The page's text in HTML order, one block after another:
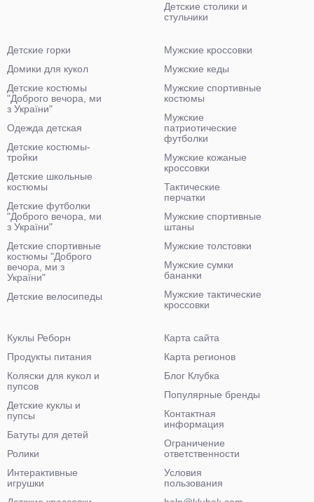
Детские столики и
стульчики
Детские горки
Домики для кукол
Детские костюмы
"Доброго вечора, ми
з України"
Одежда детская
Детские костюмы-
тройки
Детские школьные
костюмы
Детские футболки
"Доброго вечора, ми
з України"
Детские спортивные
костюмы "Доброго
вечора, ми з
України"
Детские велосипеды
Мужские кроссовки
Мужские кеды
Мужские спортивные
костюмы
Мужские
патриотические
футболки
Мужские кожаные
кроссовки
Тактические
перчатки
Мужские спортивные
штаны
Мужские толстовки
Мужские сумки
бананки
Мужские тактические
кроссовки
Куклы Реборн
Продукты питания
Коляски для кукол и
пупсов
Детские куклы и
пупсы
Батуты для детей
Ролики
Интерактивные
игрушки
Карта сайта
Карта регионов
Блог Клубка
Популярные бренды
Контактная
информация
Ограничение
ответственности
Условия
пользования